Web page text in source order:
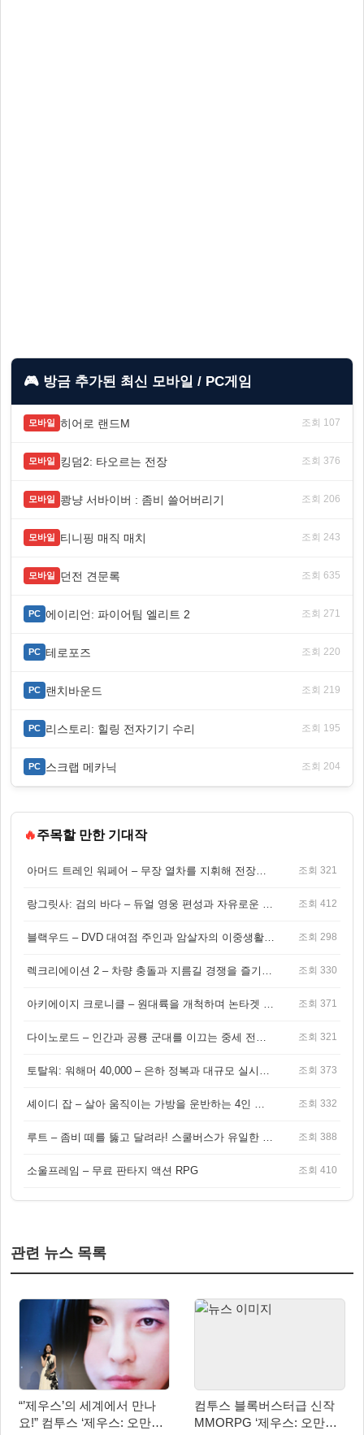
🎮 방금 추가된 최신 모바일 / PC게임
모바일 히어로 랜드M 조회 107
모바일 킹덤2: 타오르는 전장 조회 376
모바일 쾅냥 서바이버 : 좀비 쓸어버리기 조회 206
모바일 티니핑 매직 매치 조회 243
모바일 던전 견문록 조회 635
PC 에이리언: 파이어팀 엘리트 2 조회 271
PC 테로포즈 조회 220
PC 랜치바운드 조회 219
PC 리스토리: 힐링 전자기기 수리 조회 195
PC 스크랩 메카닉 조회 204
🔥주목할 만한 기대작
조회 321
조회 412
조회 298
조회 330
조회 371
조회 321
조회 373
조회 332
조회 388
소울프레임 – 무료 판타지 액션 RPG 조회 410
관련 뉴스 목록
“’제우스’의 세계에서 만나
요!” 컴투스 ‘제우스: 오만의
컴투스 블록버스터급 신작
MMORPG ‘제우스: 오만의